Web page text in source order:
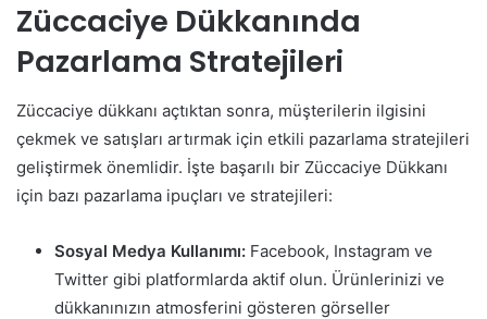
Züccaciye Dükkanında
Pazarlama Stratejileri
Züccaciye dükkanı açtıktan sonra, müşterilerin ilgisini
çekmek ve satışları artırmak için etkili pazarlama stratejileri
geliştirmek önemlidir. İşte başarılı bir Züccaciye Dükkanı
için bazı pazarlama ipuçları ve stratejileri:
Sosyal Medya Kullanımı: Facebook, Instagram ve
Twitter gibi platformlarda aktif olun. Ürünlerinizi ve
dükkanınızın atmosferini gösteren görseller